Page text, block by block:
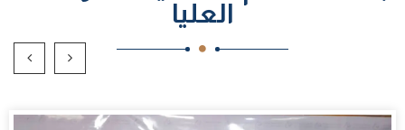
العليا